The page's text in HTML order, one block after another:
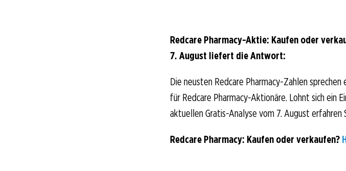
Redcare Pharmacy-Aktie: Kaufen oder
7. August liefert die Antwort:
Die neusten Redcare Pharmacy-Zahlen
für Redcare Pharmacy-Aktionäre. Lohnt sich ein
aktuellen Gratis-Analyse vom 7. August
Redcare Pharmacy: Kaufen oder verkaufen?